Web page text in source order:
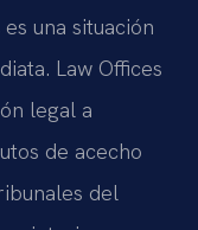
una situación
Law Offices
legal a
de acecho
del